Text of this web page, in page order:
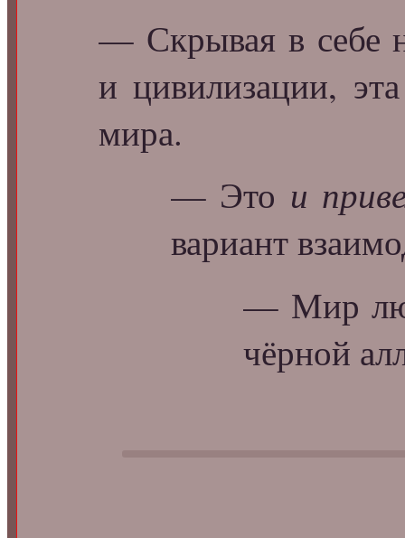
— Скрывая в себе
и цивилизации,
мира.
— Это и
вариант
— Мир
чёрной